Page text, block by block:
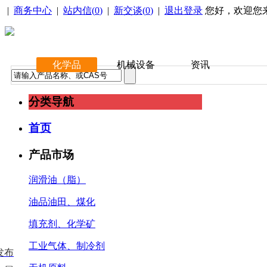
| 商务中心 | 站内信(0) | 新交谈(0) | 退出登录 您好，欢迎您
化学品 机械设备 资讯
分类导航
首页
产品市场
润滑油（脂）
油品油田、煤化
填充剂、化学矿
工业气体、制冷剂
布